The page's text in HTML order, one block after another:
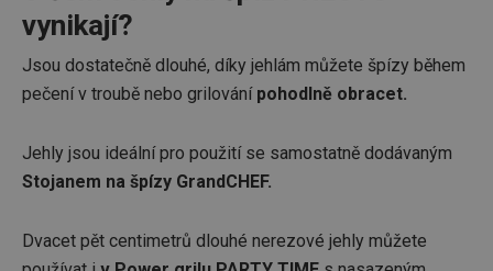
vynikají?
Jsou dostatečně dlouhé, díky jehlám můžete špízy během
pečení v troubě nebo grilování pohodlně obracet.
Jehly jsou ideální pro použití se samostatně dodávaným
Stojanem na špízy GrandCHEF.
Dvacet pět centimetrů dlouhé nerezové jehly můžete